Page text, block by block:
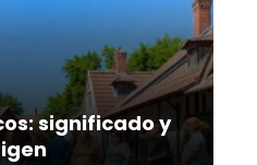
significado y